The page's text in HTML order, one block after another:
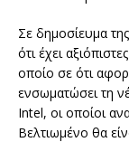
Σε δημοσίευμα
ότι έχει
οποίο σε ότι
ενσωματώσει τη
Intel, οι οποίοι
Βελτιωμένο θα